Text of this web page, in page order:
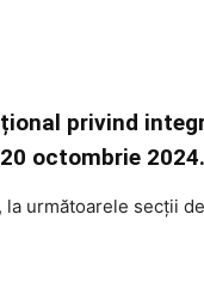
privind
octombrie 2024.
la următoarele secții